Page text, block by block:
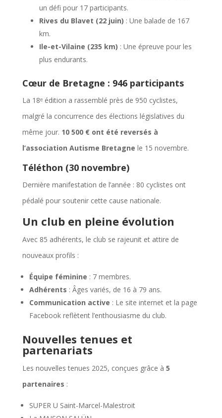
un défi pour 17 participants.
Rives du Blavet (22 juin) : Une balade de 167
km.
Ile-et-Vilaine (235 km) : Une épreuve pour les
plus endurants.
Cœur de Bretagne : 946 participants
La 18ᵉ édition a rassemblé près de 950 cyclistes,
malgré la concurrence des élections législatives du
même jour. 10 500 € ont été reversés à
l’association Autisme Bretagne le 15 novembre.
Téléthon (30 novembre)
Dernière manifestation de l’année : 80 cyclistes ont
pédalé pour soutenir cette cause nationale.
Un club en pleine évolution
Avec 85 adhérents, le club se rajeunit et attire de
nouveaux profils :
Équipe féminine : 7 membres.
Adhérents : Âges variés, de 16 à 79 ans.
Communication active : Le site internet et la page
Facebook reflètent l’enthousiasme du club.
Nouvelles tenues et
partenariats
Les nouvelles tenues 2025, conçues grâce à 5
partenaires :
SUPER U Saint-Marcel-Malestroit